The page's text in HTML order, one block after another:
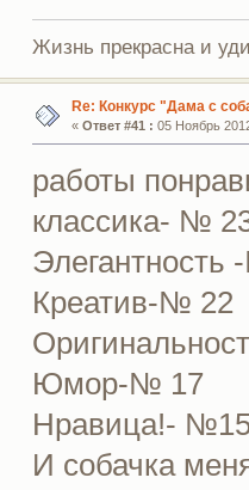
Жизнь прекрасна и
Re: Конкурс "Дама с
« Ответ #41 : 05 Ноябрь
работы
классика- №
Элегантность
Креатив-№ 22
Юмор-№ 17
Нравица!-
И собачка